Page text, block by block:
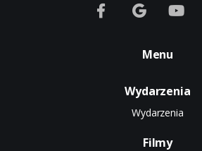
Menu
Wydarzenia
Wydarzenia
Filmy